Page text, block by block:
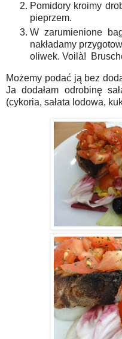
Pomidory kroimy
pieprzem.
W zarumienione
nakładamy
oliwek. Voilà!
Możemy podać ją bez
Ja dodałam odrobinę
(cykoria, sałata lodowa,